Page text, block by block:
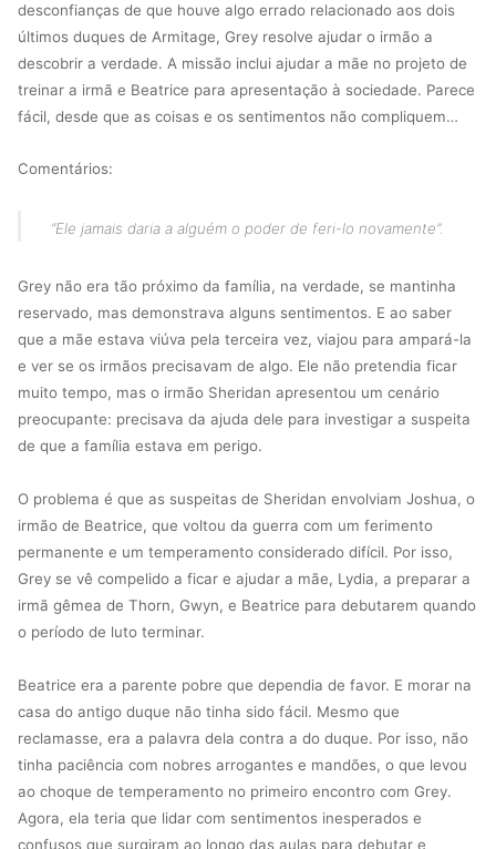
desconfianças de que houve algo errado relacionado aos dois
últimos duques de Armitage, Grey resolve ajudar o irmão a
descobrir a verdade. A missão inclui ajudar a mãe no projeto de
treinar a irmã e Beatrice para apresentação à sociedade. Parece
fácil, desde que as coisas e os sentimentos não compliquem…
Comentários:
“Ele jamais daria a alguém o poder de feri-lo novamente”.
Grey não era tão próximo da família, na verdade, se mantinha
reservado, mas demonstrava alguns sentimentos. E ao saber
que a mãe estava viúva pela terceira vez, viajou para ampará-la
e ver se os irmãos precisavam de algo. Ele não pretendia ficar
muito tempo, mas o irmão Sheridan apresentou um cenário
preocupante: precisava da ajuda dele para investigar a suspeita
de que a família estava em perigo.
O problema é que as suspeitas de Sheridan envolviam Joshua, o
irmão de Beatrice, que voltou da guerra com um ferimento
permanente e um temperamento considerado difícil. Por isso,
Grey se vê compelido a ficar e ajudar a mãe, Lydia, a preparar a
irmã gêmea de Thorn, Gwyn, e Beatrice para debutarem quando
o período de luto terminar.
Beatrice era a parente pobre que dependia de favor. E morar na
casa do antigo duque não tinha sido fácil. Mesmo que
reclamasse, era a palavra dela contra a do duque. Por isso, não
tinha paciência com nobres arrogantes e mandões, o que levou
ao choque de temperamento no primeiro encontro com Grey.
Agora, ela teria que lidar com sentimentos inesperados e
confusos que surgiram ao longo das aulas para debutar e